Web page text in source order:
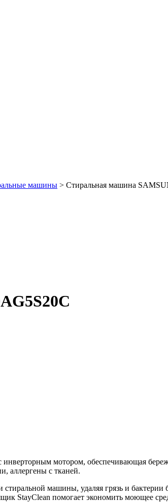
машины > Стиральная машина
инверторным мотором, обеспечивающая
аллергены с тканей.
машины, удаляя грязь и
StayClean помогает экономить моющее